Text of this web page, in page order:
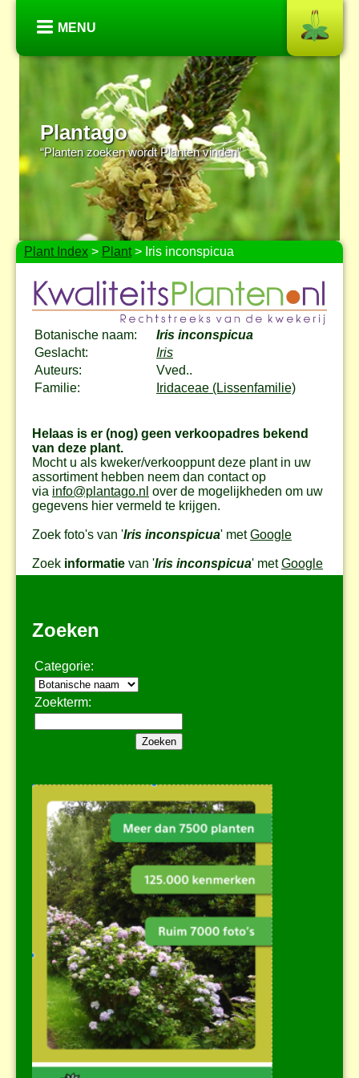
MENU
Plantago
“Planten zoeken wordt Planten vinden”
Plant Index > Plant> Iris inconspicua
Botanische naam:
Iris inconspicua
Geslacht:
Iris
Auteurs:
Vved..
Familie:
Iridaceae (Lissenfamilie)
Helaas is er (nog) geen verkoopadres bekend
van deze plant.
Mocht u als kweker/verkooppunt deze plant in uw
assortiment hebben neem dan contact op
via info@plantago.nl over de mogelijkheden om uw
gegevens hier vermeld te krijgen.
Zoek foto's van 'Iris inconspicua' metGoogle
Zoek informatie van 'Iris inconspicua' metGoogle
Zoeken
Categorie:
Zoekterm: